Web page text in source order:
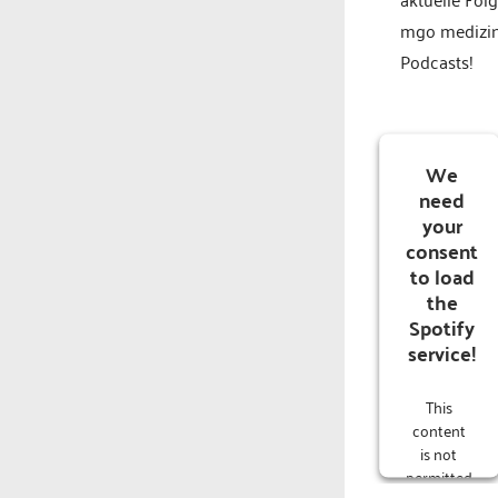
mgo
Podcasts!
We
need
your
consent
to load
the
Spotify
service!
This
content
is not
permitted